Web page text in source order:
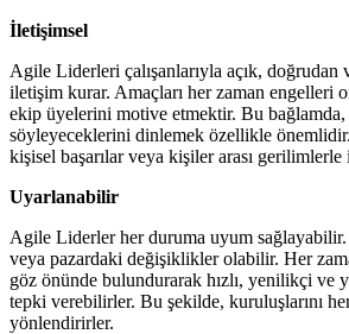
İletişimsel
Agile Liderleri çalışanlarıyla açık, doğrudan
iletişim kurar. Amaçları her zaman engelleri
ekip üyelerini motive etmektir. Bu bağlamda,
söyleyeceklerini dinlemek özellikle
kişisel başarılar veya kişiler arası
Uyarlanabilir
Agile Liderler her duruma uyum
veya pazardaki değişiklikler olabilir. Her
göz önünde bulundurarak hızlı, yenilikçi ve
tepki verebilirler. Bu şekilde, kuruluşlarını
yönlendirirler.